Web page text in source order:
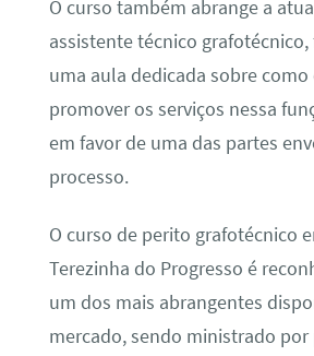
O curso também abrange a
assistente técnico
uma aula dedicada sobre como
promover os serviços nessa
em favor de uma das partes
processo.
O curso de perito grafotécnico
Terezinha do Progresso é
um dos mais abrangentes
mercado, sendo ministrado por